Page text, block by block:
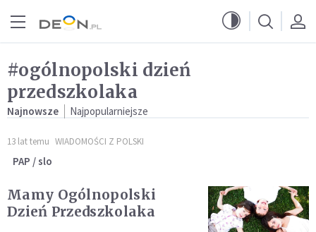
#ogólnopolski dzień
przedszkolaka
Najnowsze Najpopularniejsze
13 lat temu WIADOMOŚCI Z POLSKI
PAP / slo
Mamy Ogólnopolski
Dzień Przedszkolaka